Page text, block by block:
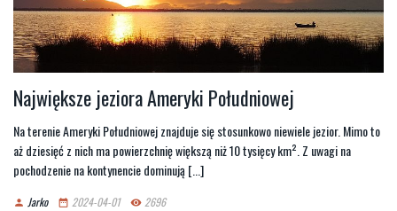
Największe jeziora Ameryki Południowej
Na terenie Ameryki Południowej znajduje się stosunkowo niewiele jezior. Mimo to
aż dziesięć z nich ma powierzchnię większą niż 10 tysięcy km². Z uwagi na
pochodzenie na kontynencie dominują [...]
person Jarko date_range 2024-04-01 remove_red_eye 2696